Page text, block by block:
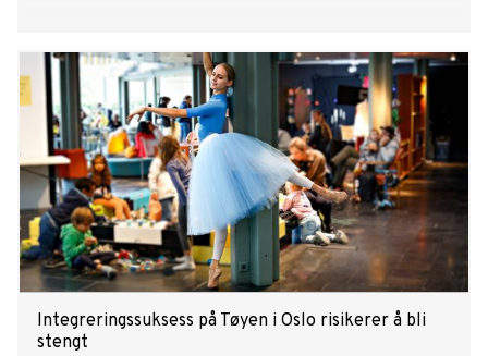
Integreringssuksess på Tøyen i Oslo risikerer å bli
stengt